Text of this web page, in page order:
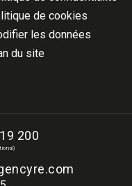
de cookies
les données
du site
200